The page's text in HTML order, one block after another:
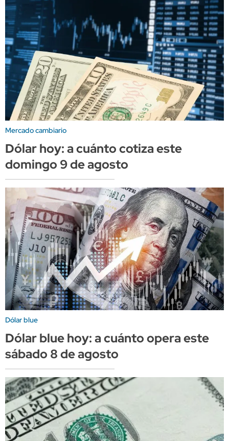
Mercado cambiario
Dólar hoy: a cuánto cotiza este
domingo 9 de agosto
Dólar blue
Dólar blue hoy: a cuánto opera este
sábado 8 de agosto